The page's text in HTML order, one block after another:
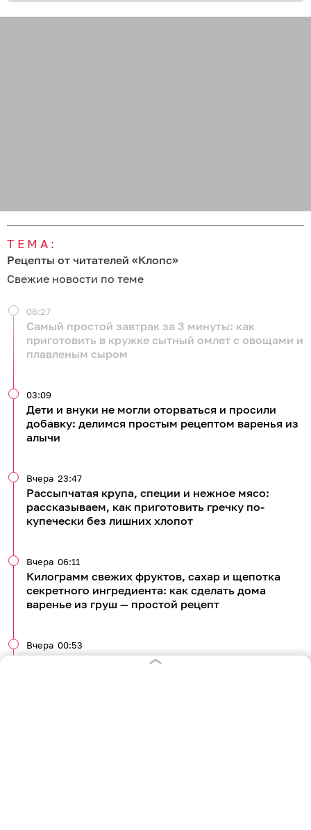
ТЕМА:
Рецепты от читателей «Клопс»
Свежие новости по теме
Самый простой завтрак за 3 минуты: как
приготовить в кружке сытный омлет с овощами и
плавленым сыром
06:27
Дети и внуки не могли оторваться и просили
добавку: делимся простым рецептом варенья из
алычи
03:09
Рассыпчатая крупа, специи и нежное мясо:
рассказываем, как приготовить гречку по-
купечески без лишних хлопот
Вчера 23:47
Килограмм свежих фруктов, сахар и щепотка
секретного ингредиента: как сделать дома
варенье из груш — простой рецепт
Вчера 06:11
Летнее средиземноморское трио: готовим салат
Вчера 00:53